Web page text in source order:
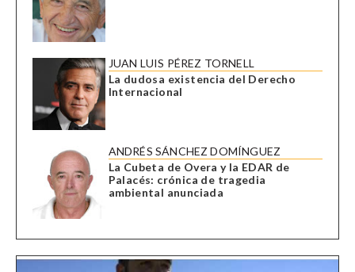
JUAN LUIS PÉREZ TORNELL
La dudosa existencia del Derecho
Internacional
ANDRÉS SÁNCHEZ DOMÍNGUEZ
La Cubeta de Overa y la EDAR de
Palacés: crónica de tragedia
ambiental anunciada